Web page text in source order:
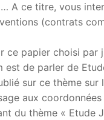
A ce titre, vous
(contrats
ce papier choisi
de parler de
sur ce thème
aux
du thème « Etude